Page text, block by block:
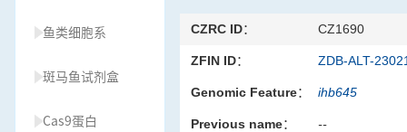
鱼类细胞系
斑马鱼试剂盒
Cas9蛋白
CZRC ID： CZ1690
ZFIN ID： ZDB-ALT-
Genomic Feature： ihb645
Previous name： --